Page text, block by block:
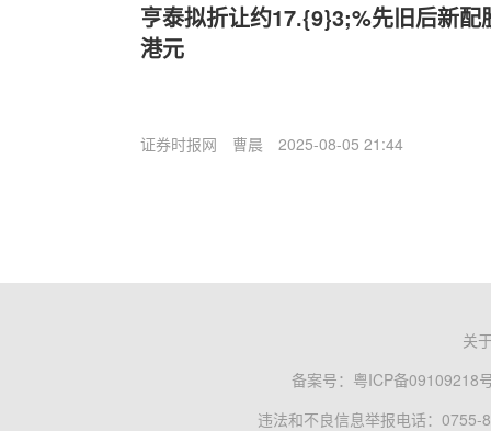
亨泰拟折让约17.{9}3;%先旧后新配
港元
证券时报网 曹晨 2025-08-05 21:44
关
备案号： 粤ICP备09109218
违法和不良信息举报电话：0755-